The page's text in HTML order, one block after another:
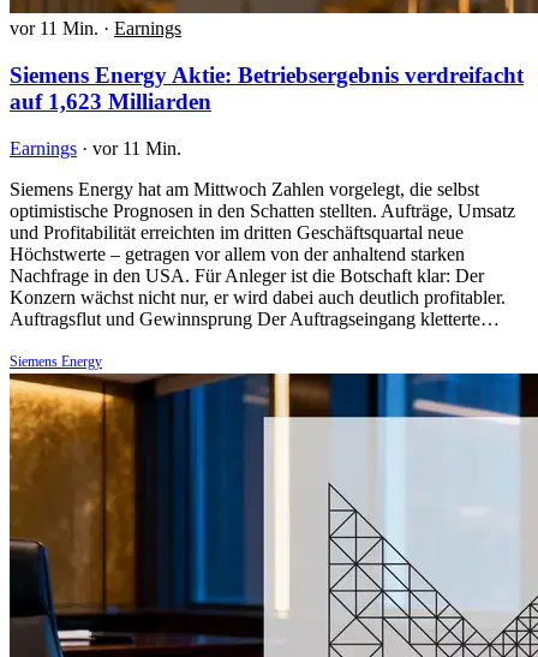
vor 11 Min. · Earnings
Siemens Energy Aktie: Betriebsergebnis verdreifacht
auf 1,623 Milliarden
Earnings · vor 11 Min.
Siemens Energy hat am Mittwoch Zahlen vorgelegt, die selbst
optimistische Prognosen in den Schatten stellten. Aufträge, Umsatz
und Profitabilität erreichten im dritten Geschäftsquartal neue
Höchstwerte – getragen vor allem von der anhaltend starken
Nachfrage in den USA. Für Anleger ist die Botschaft klar: Der
Konzern wächst nicht nur, er wird dabei auch deutlich profitabler.
Auftragsflut und Gewinnsprung Der Auftragseingang kletterte…
Siemens Energy